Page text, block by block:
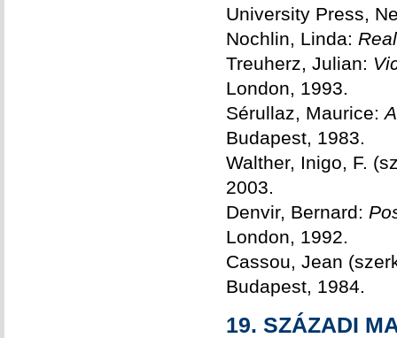
University Press,
Nochlin, Linda:
Treuherz, Julian:
London, 1993.
Sérullaz, Maurice:
Budapest, 1983.
Walther, Inigo, F.
2003.
Denvir, Bernard:
London, 1992.
Cassou, Jean
Budapest, 1984.
19. SZÁZADI